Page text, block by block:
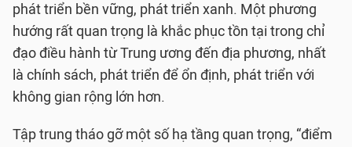
phát triển bền vững, phát triển xanh. Một phương
hướng rất quan trọng là khắc phục tồn tại trong chỉ
đạo điều hành từ Trung ương đến địa phương, nhất
là chính sách, phát triển để ổn định, phát triển với
không gian rộng lớn hơn.
Tập trung tháo gỡ một số hạ tầng quan trọng, “điểm